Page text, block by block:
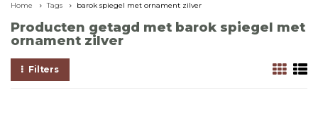
Home Tags barok spiegel met ornament zilver
Producten getagd met barok spiegel met
ornament zilver
Filters